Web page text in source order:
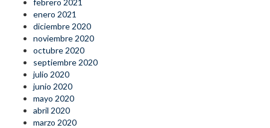
febrero 2021
enero 2021
diciembre 2020
noviembre 2020
octubre 2020
septiembre 2020
julio 2020
junio 2020
mayo 2020
abril 2020
marzo 2020